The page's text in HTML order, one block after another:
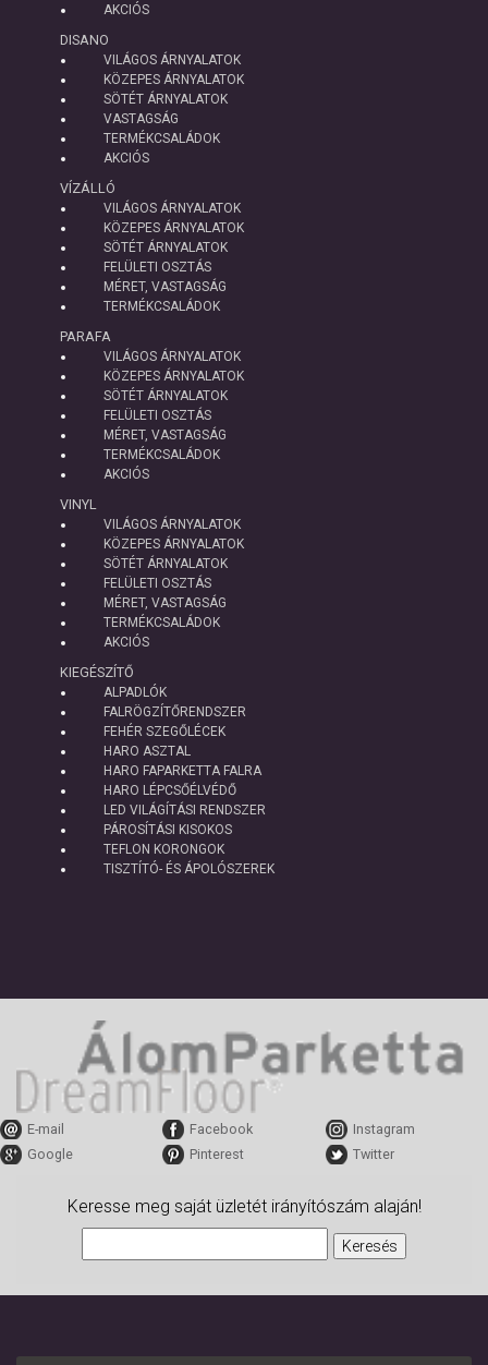
AKCIÓS
DISANO
VILÁGOS ÁRNYALATOK
KÖZEPES ÁRNYALATOK
SÖTÉT ÁRNYALATOK
VASTAGSÁG
TERMÉKCSALÁDOK
AKCIÓS
VÍZÁLLÓ
VILÁGOS ÁRNYALATOK
KÖZEPES ÁRNYALATOK
SÖTÉT ÁRNYALATOK
FELÜLETI OSZTÁS
MÉRET, VASTAGSÁG
TERMÉKCSALÁDOK
PARAFA
VILÁGOS ÁRNYALATOK
KÖZEPES ÁRNYALATOK
SÖTÉT ÁRNYALATOK
FELÜLETI OSZTÁS
MÉRET, VASTAGSÁG
TERMÉKCSALÁDOK
AKCIÓS
VINYL
VILÁGOS ÁRNYALATOK
KÖZEPES ÁRNYALATOK
SÖTÉT ÁRNYALATOK
FELÜLETI OSZTÁS
MÉRET, VASTAGSÁG
TERMÉKCSALÁDOK
AKCIÓS
KIEGÉSZÍTŐ
ALPADLÓK
FALRÖGZÍTŐRENDSZER
FEHÉR SZEGŐLÉCEK
HARO ASZTAL
HARO FAPARKETTA FALRA
HARO LÉPCSŐÉLVÉDŐ
LED VILÁGÍTÁSI RENDSZER
PÁROSÍTÁSI KISOKOS
TEFLON KORONGOK
TISZTÍTÓ- ÉS ÁPOLÓSZEREK
E-mail Facebook
Instagram
Google
Pinterest Twitter
Keresse meg saját üzletét irányítószám alaján!